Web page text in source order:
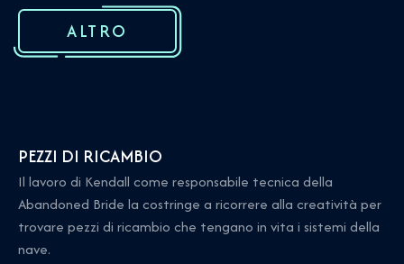
ALTRO
PEZZI DI RICAMBIO
Il lavoro di Kendall come responsabile tecnica della
Abandoned Bride la costringe a ricorrere alla creatività per
trovare pezzi di ricambio che tengano in vita i sistemi della
nave.